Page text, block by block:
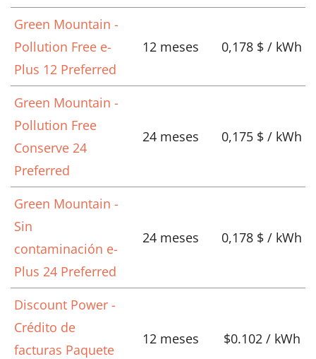
Green Mountain -
Pollution Free e-
Plus 12 Preferred
12 meses 0,178 $ / kWh
Green Mountain -
Pollution Free
Conserve 24
Preferred
24 meses 0,175 $ / kWh
Green Mountain -
Sin
contaminación e-
Plus 24 Preferred
24 meses 0,178 $ / kWh
Discount Power -
Crédito de
facturas Paquete
12 meses $0.102 / kWh